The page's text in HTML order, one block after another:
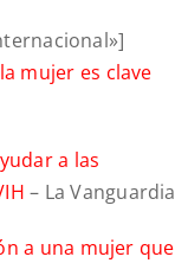
mujer es clave
a las
– La Vanguardia
a una mujer que